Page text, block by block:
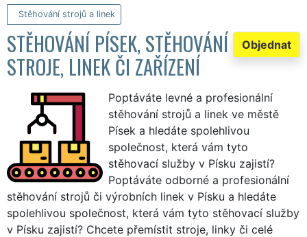
Stěhování strojů a linek
Objednat
STĚHOVÁNÍ PÍSEK, STĚHOVÁNÍ
STROJE, LINEK ČI ZAŘÍZENÍ
Poptáváte levné a profesionální
stěhování strojů a linek ve městě
Písek a hledáte spolehlivou
společnost, která vám tyto
stěhovací služby v Písku zajistí?
Poptáváte odborné a profesionální
stěhování strojů či výrobních linek v Písku a hledáte
spolehlivou společnost, která vám tyto stěhovací služby
v Písku zajistí? Chcete přemístit stroje, linky či celé